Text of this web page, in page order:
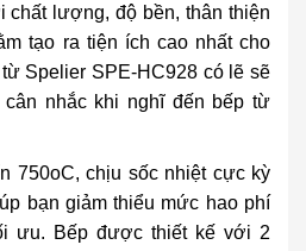
lượng, độ bền, thân thiện
tạo ra tiện ích cao nhất cho
Spelier SPE-HC928 có lẽ sẽ
cân nhắc khi nghĩ đến bếp từ
750oC, chịu sốc nhiệt cực kỳ
bạn giảm thiểu mức hao phí
ưu. Bếp được thiết kế với 2